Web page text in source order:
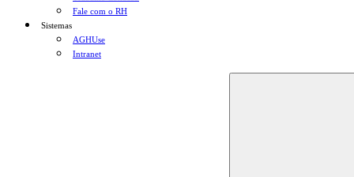
Fale com o RH
Sistemas
AGHUse
Intranet